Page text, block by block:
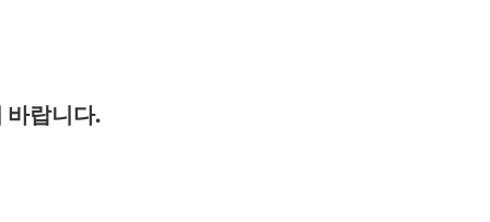
바랍니다.